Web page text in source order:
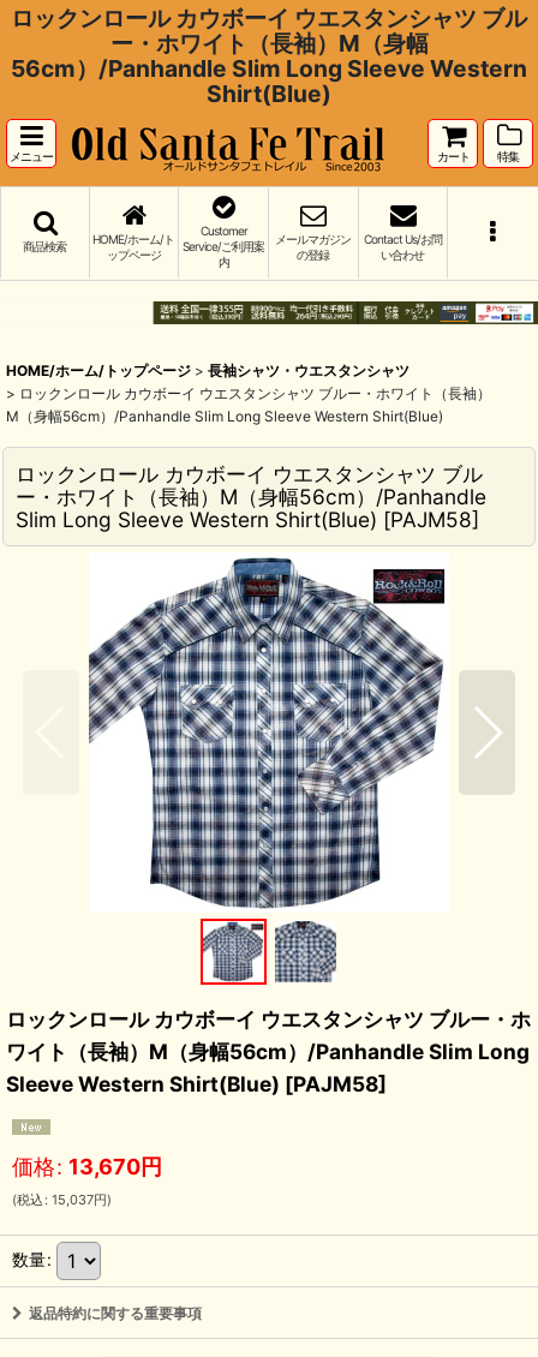
ロックンロール カウボーイ ウエスタンシャツ ブル
ー・ホワイト（長袖）M（身幅
56cm）/Panhandle Slim Long Sleeve Western
Shirt(Blue)
メニュー カート 特集
商品検索
HOME/ホーム/ト
ップページ
Customer
Service/ご利用案
内
メールマガジン
の登録
Contact Us/お問
い合わせ
HOME/ホーム/トップページ > 長袖シャツ・ウエスタンシャツ
> ロックンロール カウボーイ ウエスタンシャツ ブルー・ホワイト（長袖）
M（身幅56cm）/Panhandle Slim Long Sleeve Western Shirt(Blue)
ロックンロール カウボーイ ウエスタンシャツ ブル
ー・ホワイト（長袖）M（身幅56cm）/Panhandle
Slim Long Sleeve Western Shirt(Blue) [PAJM58]
ロックンロール カウボーイ ウエスタンシャツ ブルー・ホ
ワイト（長袖）M（身幅56cm）/Panhandle Slim Long
Sleeve Western Shirt(Blue) [PAJM58]
価格: 13,670円
(税込 : 15,037円)
数量:
返品特約に関する重要事項